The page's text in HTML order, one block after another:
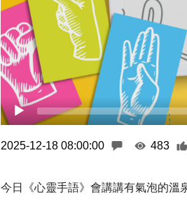
2025-12-18 08:00:00 483
今日《心靈手語》會講講有氣泡的溫